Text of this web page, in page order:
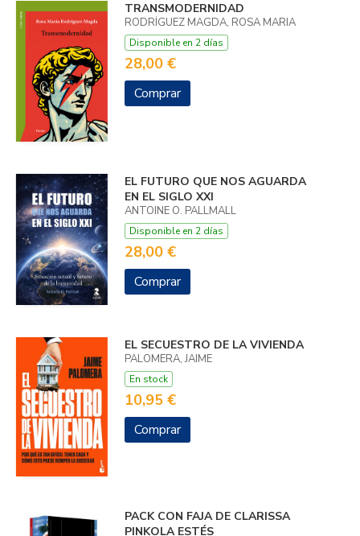
TRANSMODERNIDAD
RODRÍGUEZ MAGDA, ROSA MARIA
Disponible en 2 días
28,00 €
Comprar
EL FUTURO QUE NOS AGUARDA
EN EL SIGLO XXI
ANTOINE O. PALLMALL
Disponible en 2 días
28,00 €
Comprar
EL SECUESTRO DE LA VIVIENDA
PALOMERA, JAIME
En stock
10,95 €
Comprar
PACK CON FAJA DE CLARISSA
PINKOLA ESTÉS